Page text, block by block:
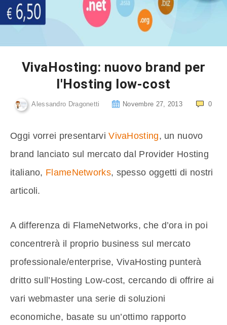
VivaHosting: nuovo brand per
l'Hosting low-cost
Alessandro Dragonetti Novembre 27, 2013 0
Oggi vorrei presentarviVivaHosting, un nuovo
brand lanciato sul mercato dal Provider Hosting
italiano, FlameNetworks, spesso oggetti di nostri
articoli.
A differenza di FlameNetworks, che d’ora in poi
concentrerà il proprio business sul mercato
professionale/enterprise, VivaHosting punterà
dritto sull’Hosting Low-cost, cercando di offrire ai
vari webmaster una serie di soluzioni
economiche, basate su un’ottimo rapporto